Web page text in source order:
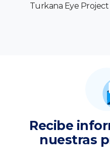
Turkana Eye Project
Recibe
nuestras